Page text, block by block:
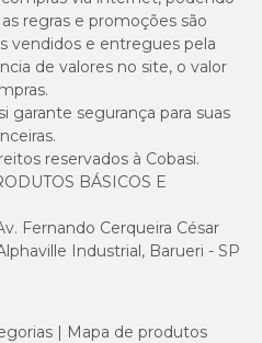
Avenida Deputado
- Jardim Oswaldo Cruz, São
Sorocaba/SP;
Shopping Iguatemi:
- Loja 2107 - Vila do Golf,
Rua Teodoro Sampaio, 1933 -
regras e promoções são
vendidos e entregues pela
de valores no site, o valor
garante segurança para suas
reservados à Cobasi.
BÁSICOS E
Fernando Cerqueira César
Industrial, Barueri - SP
Mapa de produtos